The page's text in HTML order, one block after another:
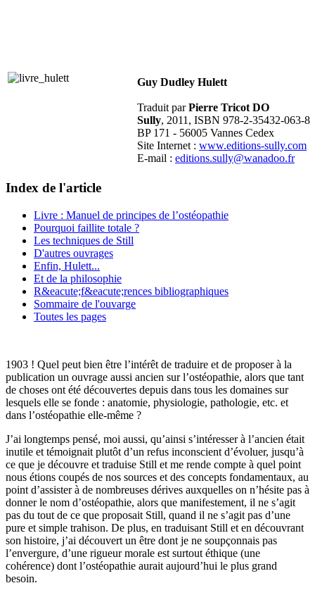
Guy Dudley Hulett
Traduit parPierre Tricot DO
Sully, 2011, ISBN 978-2-35432-063-8
BP 171 - 56005 Vannes Cedex
Site Internet : www.editions-sully.com
E-mail : editions.sully@wanadoo.fr
Index de l'article
Livre : Manuel de principes de l’ostéopathie
Pourquoi faillite totale ?
Les techniques de Still
D'autres ouvrages
Enfin, Hulett...
Et de la philosophie
R&eacute;f&eacute;rences bibliographiques
Sommaire de l'ouvarge
Toutes les pages
1903 ! Quel peut bien être l’intérêt de traduire et de proposer à la
publication un ouvrage aussi ancien sur l’ostéopathie, alors que tant
de choses ont été découvertes depuis dans tous les domaines sur
lesquels elle se fonde : anatomie, physiologie, pathologie, etc. et
dans l’ostéopathie elle-même ?
J’ai longtemps pensé, moi aussi, qu’ainsi s’intéresser à l’ancien était
inutile et témoignait plutôt d’un refus inconscient d’évoluer, jusqu’à
ce que je découvre et traduise Still et me rende compte à quel point
nous étions coupés de nos sources et des concepts fondamentaux, au
point d’assister à de nombreuses dérives auxquelles on n’hésite pas à
donner le nom d’ostéopathie, alors que manifestement, il ne s’agit
pas du tout de ce que proposait Still, quand il ne s’agit pas d’une
pure et simple trahison. De plus, en traduisant Still et en découvrant
son histoire, j’ai découvert un être dont je ne soupçonnais pas
l’envergure, d’une rigueur morale est surtout éthique (une
cohérence) dont l’ostéopathie aurait aujourd’hui le plus grand
besoin.